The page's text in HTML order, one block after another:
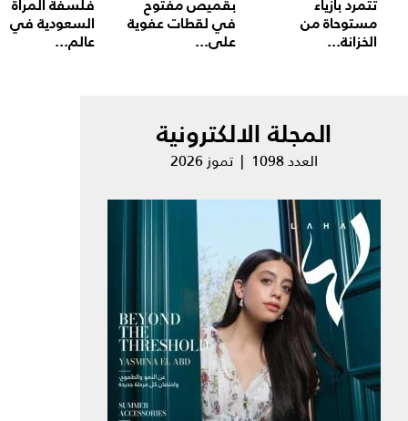
تتمرد بأزياء
مستوحاة من
الخزانة...
بقميص مفتوح
في لقطات عفوية
على...
فلسفة المرأة
السعودية في
عالم...
المجلة الالكترونية
العدد 1098 | تموز 2026